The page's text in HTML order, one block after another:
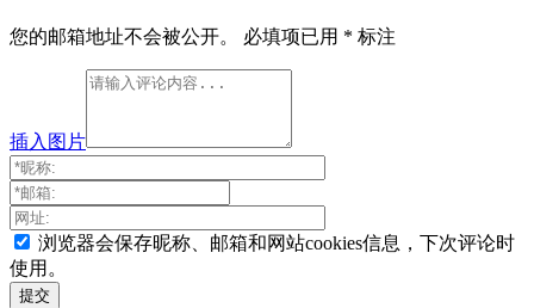
您的邮箱地址不会被公开。 必填项已用 * 标注
插入图片
浏览器会保存昵称、邮箱和网站cookies信息，下次评论时
使用。